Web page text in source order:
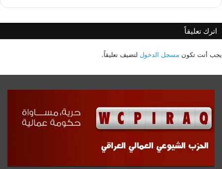
اترك تعليقاً
يجب أنت تكون مسجل الدخول لتضيف تعليقاً.